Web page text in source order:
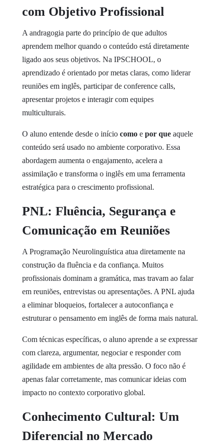
com Objetivo Profissional
A andragogia parte do princípio de que adultos
aprendem melhor quando o conteúdo está diretamente
ligado aos seus objetivos. Na IPSCHOOL, o
aprendizado é orientado por metas claras, como liderar
reuniões em inglês, participar de conference calls,
apresentar projetos e interagir com equipes
multiculturais.
O aluno entende desde o início comoe por queaquele
conteúdo será usado no ambiente corporativo. Essa
abordagem aumenta o engajamento, acelera a
assimilação e transforma o inglês em uma ferramenta
estratégica para o crescimento profissional.
PNL: Fluência, Segurança e
Comunicação em Reuniões
A Programação Neurolinguística atua diretamente na
construção da fluência e da confiança. Muitos
profissionais dominam a gramática, mas travam ao falar
em reuniões, entrevistas ou apresentações. A PNL ajuda
a eliminar bloqueios, fortalecer a autoconfiança e
estruturar o pensamento em inglês de forma mais natural.
Com técnicas específicas, o aluno aprende a se expressar
com clareza, argumentar, negociar e responder com
agilidade em ambientes de alta pressão. O foco não é
apenas falar corretamente, mas comunicar ideias com
impacto no contexto corporativo global.
Conhecimento Cultural: Um
Diferencial no Mercado